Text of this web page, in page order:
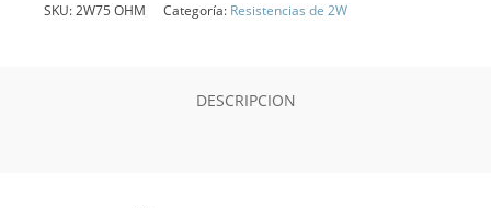
SKU:2W75 OHM Categoría: Resistencias de 2W
DESCRIPCION